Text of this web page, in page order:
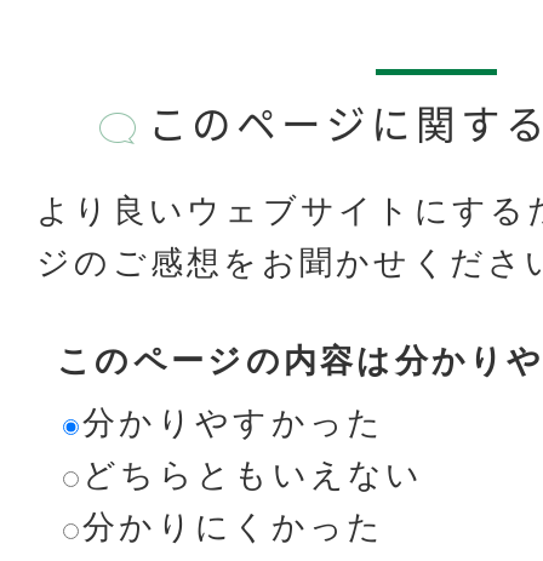
このページに関す
より良いウェブサイトにする
ジのご感想をお聞かせくださ
このページの内容は分かり
分かりやすかった
どちらともいえない
分かりにくかった